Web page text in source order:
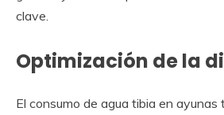
clave.
Optimización de la
El consumo de agua tibia en